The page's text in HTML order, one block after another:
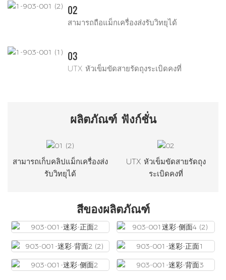
02
สามารถถือแม็กเครื่องส่งรับวิทยุได้
03
UTX หัวเข็มขัดสายรัดถุงระเบิดคงที่
ผลิตภัณฑ์ ฟังก์ชั่น
สามารถเก็บคลิปแม็กเครื่องส่ง
รับวิทยุได้
UTX หัวเข็มขัดสายรัดถุง
ระเบิดคงที่
สีของผลิตภัณฑ์